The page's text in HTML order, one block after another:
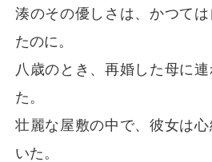
湊のその優しさは、かつて
たのに。
八歳のとき、再婚した母に
た。
壮麗な屋敷の中で、彼女は
いた。